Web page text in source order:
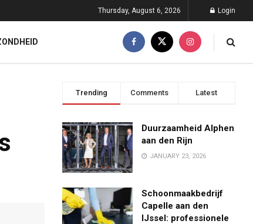
Thursday, August 6, 2026 Login
Trending Comments Latest
Duurzaamheid Alphen
aan den Rijn
JANUARY 23, 2026
Schoonmaakbedrijf
Capelle aan den
IJssel: professionele